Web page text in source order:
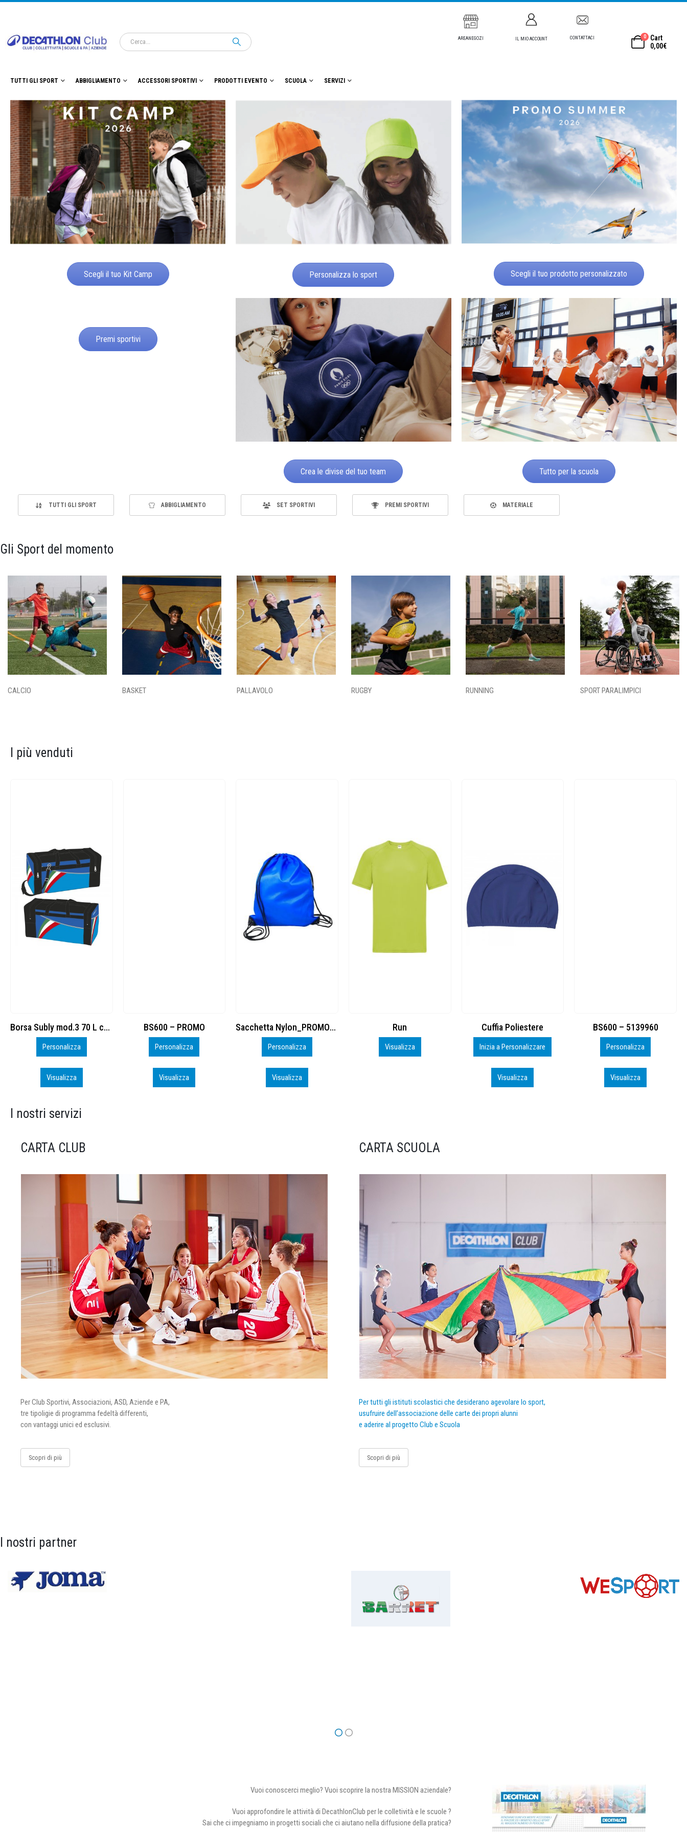
AREANEGOZI IL MIO ACCOUNT CONTATTACI 0
Cart
0,00€
TUTTI GLI SPORT ABBIGLIAMENTO ACCESSORI SPORTIVI PRODOTTI EVENTO SCUOLA SERVIZI
Scegli il tuo Kit Camp Personalizza lo sport Scegli il tuo prodotto personalizzato
Premi sportivi
Crea le divise del tuo team Tutto per la scuola
TUTTI GLI SPORT ABBIGLIAMENTO SET SPORTIVI PREMI SPORTIVI MATERIALE
Gli Sport del momento
CALCIO BASKET PALLAVOLO RUGBY RUNNING SPORT PARALIMPICI
I più venduti
BS600 – PROMO
Personalizza
Visualizza
Personalizza
Visualizza
Run
Visualizza
Cuffia Poliestere
Inizia a Personalizzare
BS600 – 5139960
Personalizza
Visualizza
Toppe ricamate in HD
Personalizza
Visualizza
I nostri servizi
CARTA CLUB
Per Club Sportivi, Associazioni, ASD, Aziende e PA,
tre tipoligie di programma fedeltà differenti,
con vantaggi unici ed esclusivi.
Scopri di più
CARTA SCUOLA
Per tutti gli istituti scolastici che desiderano agevolare lo sport,
usufruire dell’associazione delle carte dei propri alunni
e aderire al progetto Club e Scuola
Scopri di più
I nostri partner
Vuoi conoscerci meglio? Vuoi scoprire la nostra MISSION aziendale?
Vuoi approfondire le attività di DecathlonClub per le colletività e le scuole ?
Sai che ci impegniamo in progetti sociali che ci aiutano nella diffusione della pratica?